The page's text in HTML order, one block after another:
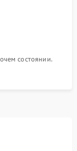
состоянии.